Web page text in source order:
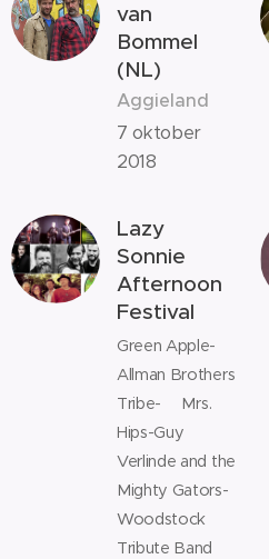
van
Bommel
(NL)
Aggieland
7 oktober
2018
Lazy
Sonnie
Afternoon
Festival
Green Apple-
Allman Brothers
Tribe- Mrs.
Hips-Guy
Verlinde and the
Mighty Gators-
Woodstock
Tribute Band